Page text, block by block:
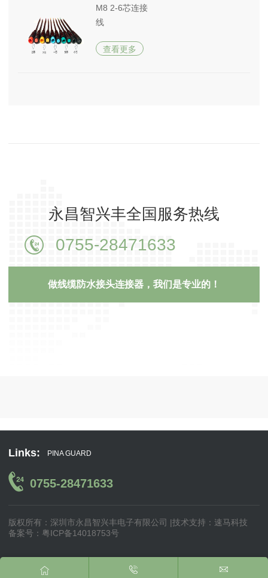
M8 2-6芯连接
线
查看更多
永昌智兴丰全国服务热线
0755-28471633
做线缆防水接头连接器，我们是专业的！
Links: PINA GUARD
0755-28471633
版权所有：深圳市永昌智兴丰电子有限公司 |
备案号：粤ICP备14018753号
技术支持： 速马科技